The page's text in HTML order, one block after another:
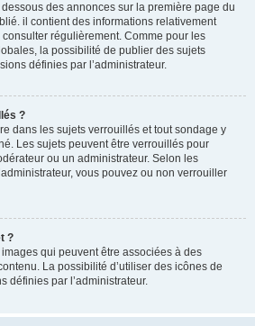
des annonces sur la première page du
il contient des informations relativement
régulièrement. Comme pour les
la possibilité de publier des sujets
définies par l’administrateur.
?
dans les sujets verrouillés et tout sondage y
Les sujets peuvent être verrouillés pour
ou un administrateur. Selon les
vous pouvez ou non verrouiller
?
qui peuvent être associées à des
La possibilité d’utiliser des icônes de
définies par l’administrateur.